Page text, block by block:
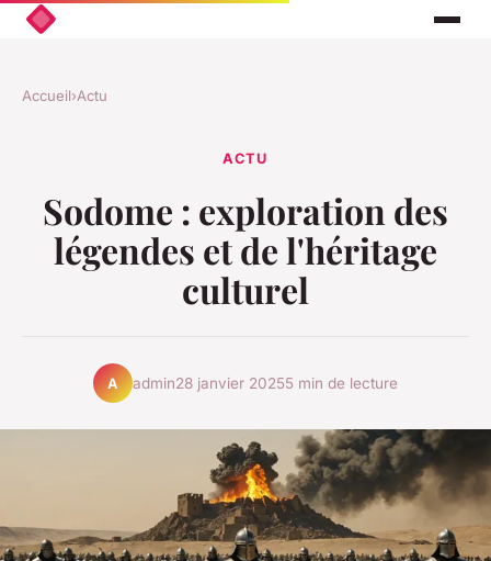
Accueil›Actu
ACTU
Sodome : exploration des
légendes et de l'héritage
culturel
A admin28 janvier 20255 min de lecture